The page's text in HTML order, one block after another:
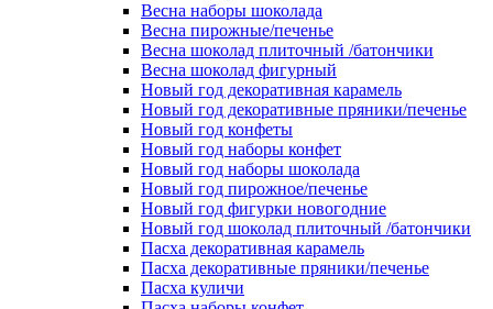
Весна наборы шоколада
Весна пирожные/печенье
Весна шоколад плиточный /батончики
Весна шоколад фигурный
Новый год декоративная карамель
Новый год декоративные пряники/печенье
Новый год конфеты
Новый год наборы конфет
Новый год наборы шоколада
Новый год пирожное/печенье
Новый год фигурки новогодние
Новый год шоколад плиточный /батончики
Пасха декоративная карамель
Пасха декоративные пряники/печенье
Пасха куличи